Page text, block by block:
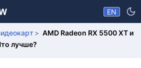
EN
AMD Radeon RX 5500 XT и
лучше?